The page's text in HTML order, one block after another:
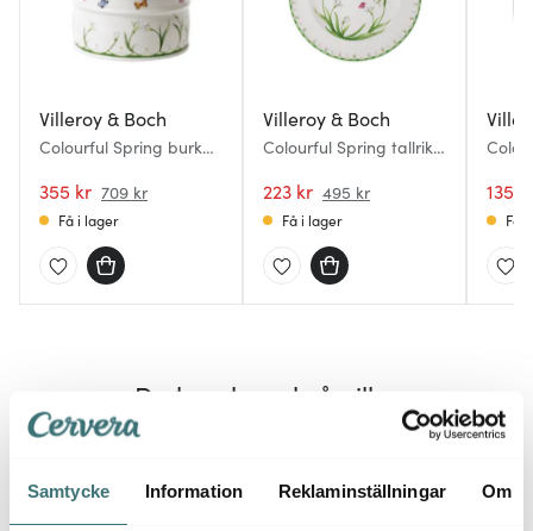
Samtycke Information Reklaminställningar Om
Villeroy & Boch
Colourful Spring burk
1,66 L
355 kr 709 kr
Få i lager
Villeroy & Boch
Colourful Spring tallrik
223 kr 495 kr
Få i lager
135
Få
Du kanske också gillar
48%